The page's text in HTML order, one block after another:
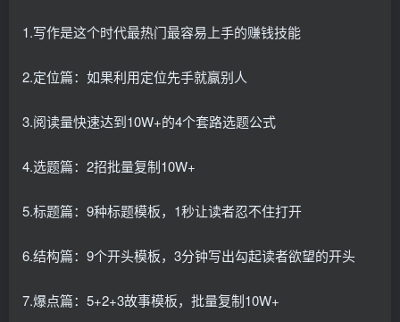
1.写作是这个时代最热门最容易上手的赚钱技能
2.定位篇：如果利用定位先手就赢别人
3.阅读量快速达到10W+的4个套路选题公式
4.选题篇：2招批量复制10W+
5.标题篇：9种标题模板，1秒让读者忍不住打开
6.结构篇：9个开头模板，3分钟写出勾起读者欲望的开头
7.爆点篇：5+2+3故事模板，批量复制10W+